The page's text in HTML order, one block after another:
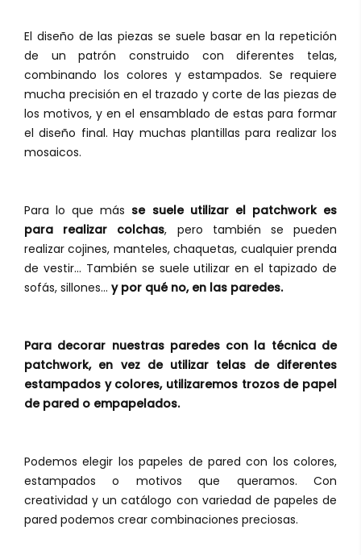
El diseño de las piezas se suele basar en la repetición
de un patrón construido con diferentes telas,
combinando los colores y estampados. Se requiere
mucha precisión en el trazado y corte de las piezas de
los motivos, y en el ensamblado de estas para formar
el diseño final. Hay muchas plantillas para realizar los
mosaicos.
Para lo que más se suele utilizar el patchwork es
para realizar colchas, pero también se pueden
realizar cojines, manteles, chaquetas, cualquier prenda
de vestir... También se suele utilizar en el tapizado de
sofás, sillones... y por qué no, en las paredes.
Para decorar nuestras paredes con la técnica de
patchwork, en vez de utilizar telas de diferentes
estampados y colores, utilizaremos trozos de papel
de pared o empapelados.
Podemos elegir los papeles de pared con los colores,
estampados o motivos que queramos. Con
creatividad y un catálogo con variedad de papeles de
pared podemos crear combinaciones preciosas.